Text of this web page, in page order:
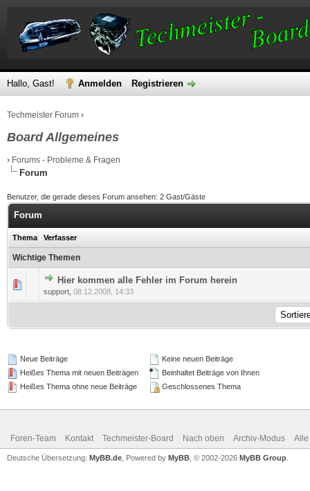
Hallo, Gast! Anmelden Registrieren
Techmeister Forum ›
Board Allgemeines
› Forums - Probleme & Fragen
Forum
Benutzer, die gerade dieses Forum ansehen: 2 Gast/Gäste
Forum
Thema Verfasser
Wichtige Themen
Hier kommen alle Fehler im Forum herein
support 08.12.2008, 14:33
0 Bewertung(en) - 0 von 5 durchschnittlich
123 45
Neue Beiträge
Heißes Thema mit neuen Beiträgen
Heißes Thema ohne neue Beiträge
Keine neuen Beiträge
Beinhaltet Beiträge von Ihnen
Geschlossenes Thema
Foren-Team Kontakt Techmeister-Board Nach oben Archiv-Modus Alle
Deutsche Übersetzung: MyBB.de , Powered by MyBB , © 2002-2026 MyBB Group